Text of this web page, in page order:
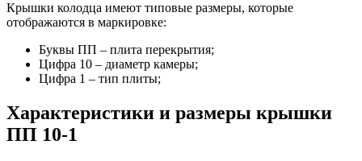
Крышки колодца имеют типовые размеры, которые
отображаются в маркировке:
Буквы ПП – плита перекрытия;
Цифра 10 – диаметр камеры;
Цифра 1 – тип плиты;
Характеристики и размеры крышки
ПП 10-1